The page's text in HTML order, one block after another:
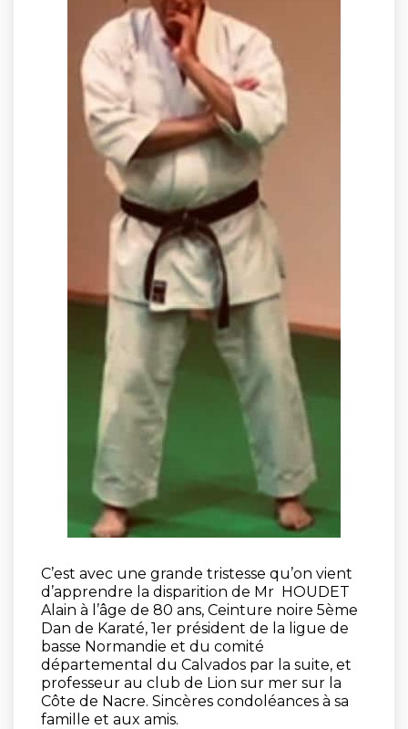
C’est avec une grande tristesse qu’on vient
d’apprendre la disparition de Mr HOUDET
Alain à l’âge de 80 ans, Ceinture noire 5ème
Dan de Karaté, 1er président de la ligue de
basse Normandie et du comité
départemental du Calvados par la suite, et
professeur au club de Lion sur mer sur la
Côte de Nacre. Sincères condoléances à sa
famille et aux amis.